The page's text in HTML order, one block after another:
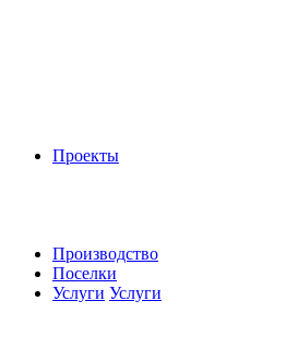
Проекты
Производство
Поселки
Услуги Услуги